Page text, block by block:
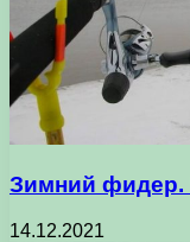
Зимний фидер.
14.12.2021